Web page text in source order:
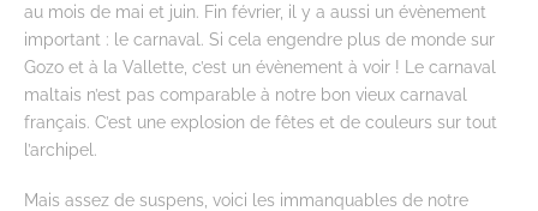
au mois de mai et juin. Fin février, il y a aussi un évènement
important : le carnaval. Si cela engendre plus de monde sur
Gozo et à la Vallette, c’est un évènement à voir ! Le carnaval
maltais n’est pas comparable à notre bon vieux carnaval
français. C’est une explosion de fêtes et de couleurs sur tout
l’archipel.
Mais assez de suspens, voici les immanquables de notre